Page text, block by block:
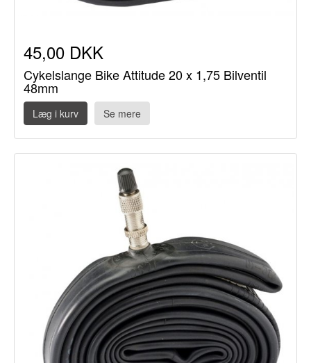
45,00 DKK
Cykelslange Bike Attitude 20 x 1,75 Bilventil
48mm
Læg i kurv Se mere